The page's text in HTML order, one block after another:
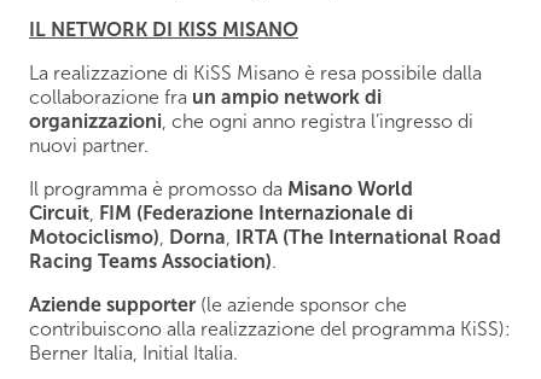
IL NETWORK DI KISS MISANO
La realizzazione di KiSS Misano è resa possibile dalla
collaborazione fra un ampio network di
organizzazioni, che ogni anno registra l’ingresso di
nuovi partner.
Il programma è promosso da Misano World
Circuit, FIM (Federazione Internazionale di
Motociclismo), Dorna,
IRTA (The International Road
Racing Teams Association).
Aziende supporter (le aziende sponsor che
contribuiscono alla realizzazione del programma KiSS):
Berner Italia, Initial Italia.